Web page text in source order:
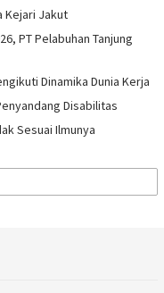
Kejari Jakut
PT Pelabuhan Tanjung
Dinamika Dunia Kerja
Disabilitas
Sesuai Ilmunya